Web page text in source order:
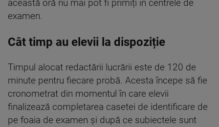
această oră nu mai pot fi primiți în centrele de
examen.
Cât timp au elevii la dispoziție
Timpul alocat redactării lucrării este de 120 de
minute pentru fiecare probă. Acesta începe să fie
cronometrat din momentul în care elevii
finalizează completarea casetei de identificare de
pe foaia de examen și după ce subiectele sunt